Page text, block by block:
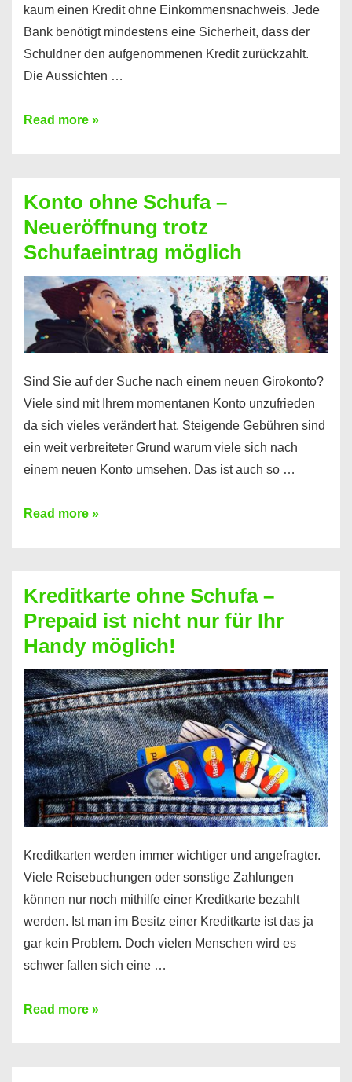
kaum einen Kredit ohne Einkommensnachweis. Jede
Bank benötigt mindestens eine Sicherheit, dass der
Schuldner den aufgenommenen Kredit zurückzahlt.
Die Aussichten …
Mit
Sie
einen
Kredit
ohne
Einkommensnachweis
Read more »
Konto ohne Schufa –
Neueröffnung trotz
Schufaeintrag möglich
Sind Sie auf der Suche nach einem neuen Girokonto?
Viele sind mit Ihrem momentanen Konto unzufrieden
da sich vieles verändert hat. Steigende Gebühren sind
ein weit verbreiteter Grund warum viele sich nach
einem neuen Konto umsehen. Das ist auch so …
Konto
Neueröffnung
trotz
Schufaeintrag
möglich
Read more »
Kreditkarte ohne Schufa –
Prepaid ist nicht nur für Ihr
Handy möglich!
Kreditkarten werden immer wichtiger und angefragter.
Viele Reisebuchungen oder sonstige Zahlungen
können nur noch mithilfe einer Kreditkarte bezahlt
werden. Ist man im Besitz einer Kreditkarte ist das ja
gar kein Problem. Doch vielen Menschen wird es
schwer fallen sich eine …
Kreditkarte
Read more »